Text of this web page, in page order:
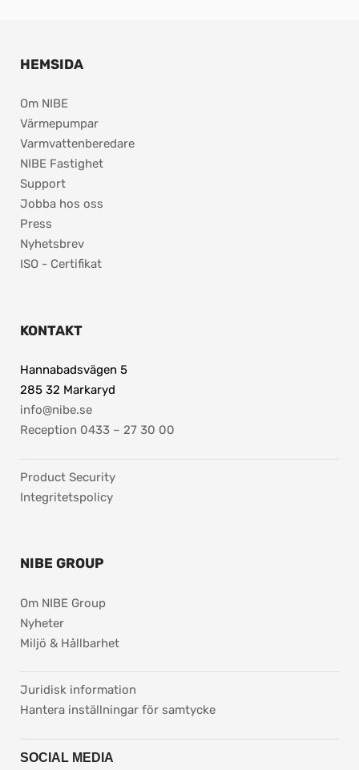
HEMSIDA
Om NIBE
Värmepumpar
Varmvattenberedare
NIBE Fastighet
Support
Jobba hos oss
Press
Nyhetsbrev
ISO - Certifikat
KONTAKT
Hannabadsvägen 5
285 32 Markaryd
info@nibe.se
Reception 0433 – 27 30 00
Product Security
Integritetspolicy
NIBE GROUP
Om NIBE Group
Nyheter
Miljö & Hållbarhet
Juridisk information
Hantera inställningar för samtycke
SOCIAL MEDIA